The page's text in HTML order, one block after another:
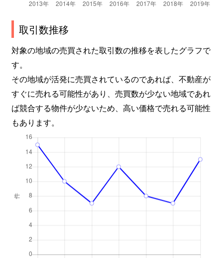
取引数推移
対象の地域の売買された取引数の推移を表したグラフで
す。
その地域が活発に売買されているのであれば、不動産が
すぐに売れる可能性があり、売買数が少ない地域であれ
ば競合する物件が少ないため、高い価格で売れる可能性
もあります。